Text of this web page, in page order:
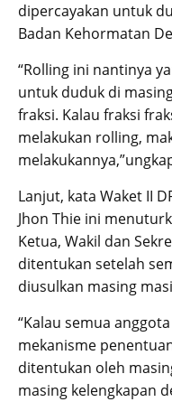
dipercayakan untuk
Badan Kehormatan
“Rolling ini nantinya
untuk duduk di
fraksi. Kalau fraksi
melakukan rolling,
Lanjut, kata Waket II
Jhon Thie ini
Ketua, Wakil dan
ditentukan setelah
diusulkan masing
“Kalau semua
mekanisme
ditentukan oleh
masing kelengkapan